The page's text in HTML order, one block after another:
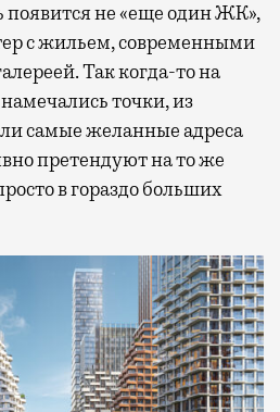
появится не «еще один ЖК»,
с жильем, современными
Так когда-то на
точки, из
самые желанные адреса
претендуют на то же
в гораздо больших